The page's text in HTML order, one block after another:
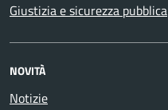
Giustizia e sicurezza pubblica
NOVITÀ
Notizie